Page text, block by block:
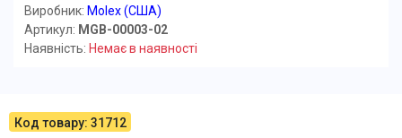
Виробник: Molex (США)
Артикул: MGB-00003-02
Наявність: Немає в наявності
Код товару: 31712